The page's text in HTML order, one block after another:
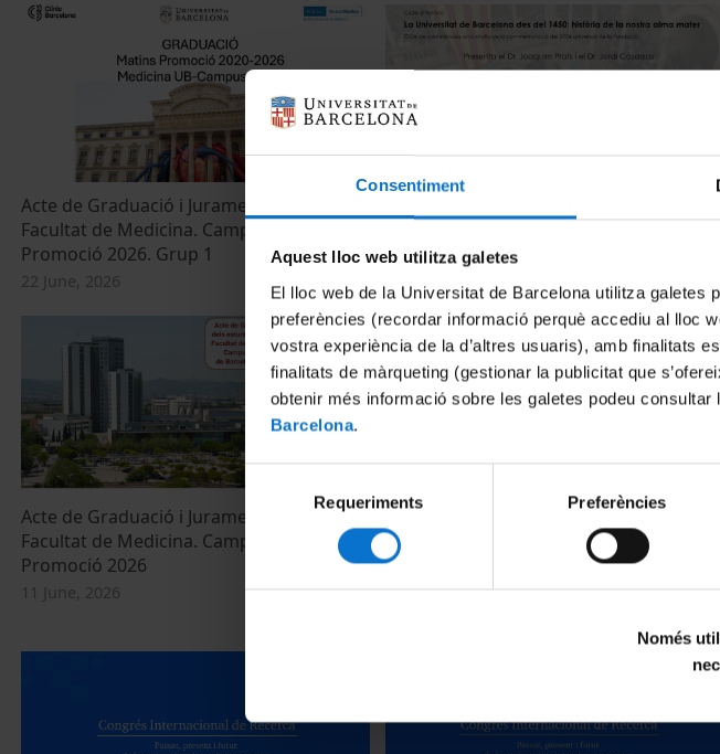
Consentiment
Aquest lloc web utilitza galetes
El lloc web de la Universitat de Barcelona utilitza
preferències (recordar informació perquè accediu al lloc
vostra experiència de la d’altres usuaris), amb finalitats
finalitats de màrqueting (gestionar la publicitat que
obtenir més informació sobre les galetes podeu consultar
Barcelona.
consentiment
Requeriments Preferències
Només
Acte de Graduació i Jurament Hipocràtic.
Facultat de Medicina. Campus Clínic.
Promoció 2026. Grup 1
22 June, 2026
19 June, 2026
Acte de Graduació i Jurament Hipocràtic
Facultat de Medicina. Campus Bellvitge.
Promoció 2026
11 June, 2026
Cloenda. Cap a una agenda compartida
per a les universitats intensives en
recerca
28 May, 2026